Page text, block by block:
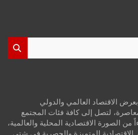
الاقتصاد العالمي والدولي
لتصل إلى كافة فئات المجتمع
الصورة الاقتصادية المحلية والعالمية،